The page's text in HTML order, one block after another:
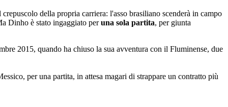
della propria carriera: l'asso brasiliano scenderà in campo
Dinho è stato ingaggiato peruna sola partita, per giunta
2015, quando ha chiuso la sua avventura con il Fluminense, due
per una partita, in attesa magari di strappare un contratto più